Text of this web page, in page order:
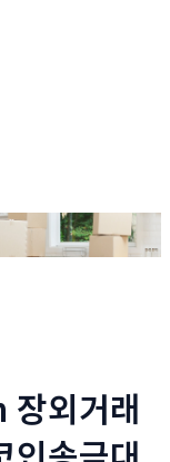
외거래